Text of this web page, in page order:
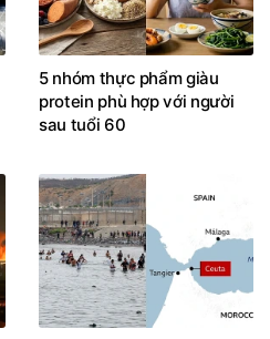
5 nhóm thực phẩm giàu
protein phù hợp với người
sau tuổi 60